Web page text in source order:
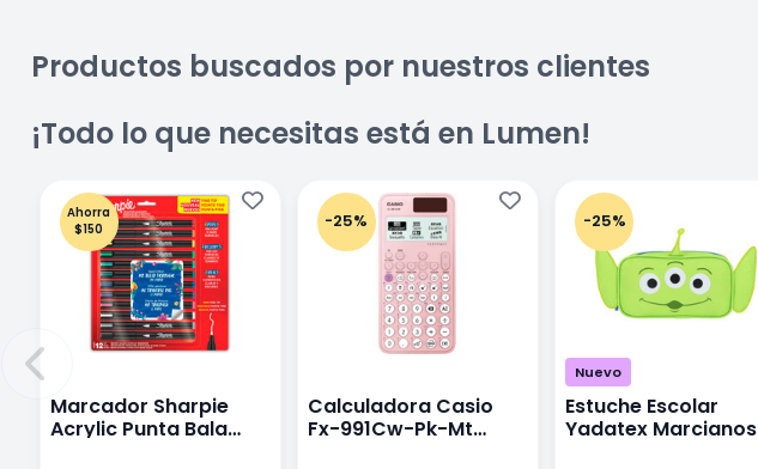
Productos buscados por nuestros clientes
¡Todo lo que necesitas está en Lumen!
Ahorra
$150
Marcador Sharpie
Acrylic Punta Bala
-25%
Calculadora Casio
Fx-991Cw-Pk-Mt
-25%
Nuevo
Estuche Escolar
Yadatex Marcianos